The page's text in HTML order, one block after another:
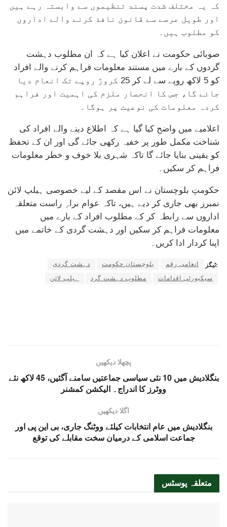
کہ یہ مختلف شدت پسند تنظیموں سے وابستہ رہے ہیں
اور طویل عرصے سے قانون نافذ کرنے والے اداروں
کو مطلوب ہیں۔
صوبائی حکومت نے اعلان کیا ہے کہ ان مطلوب دہشت
گردوں کے بارے میں مستند معلومات فراہم کرنے والے افراد
کو 5 لاکھ روپے سے لے کر 25 کروڑ روپے تک انعام دیا
جائے گا، جس کا انحصار ملزم کی اہمیت اور فراہم
کردہ معلومات کی نوعیت پر ہوگا۔
اعلامیے میں واضح کیا گیا ہے کہ اطلاع دینے والے افراد کی
شناخت مکمل طور پر خفیہ رکھی جائے گی اور ان کے تحفظ
کو یقینی بنایا جائے گا تاکہ شہری بلا خوف و خطر معلومات
فراہم کر سکیں۔
حکومتِ بلوچستان نے اس مقصد کے لیے خصوصی ہیلپ لائن
نمبرز بھی جاری کر دیے ہیں، تاکہ عوام براہِ راست متعلقہ
اداروں سے رابطہ کر کے مطلوب افراد کے بارے میں
معلومات فراہم کر سکیں اور دہشت گردی کے خاتمے میں
اپنا کردار ادا کریں۔
ٹیگز: انعامی رقم بلوچستان حکومت
دہشت گردی
سیکیورٹی اقدامات
مطلوب دہشت گرد ہیلپ لائن
پچھلا دیکھیں
بنگلادیش میں 10 نئی سیاسی جماعتیں سامنے آگئیں، 45 لاکھ نئے
ووٹرز کا اندراج۔ الیکشن کمشنر
اگلا دیکھیں
بنگلادیش میں عام انتخابات کیلئے ووٹنگ جاری، بی این پی اور
جماعت اسلامی کے درمیان سخت مقابلے کی توقع
متعلقہ پوسٹس